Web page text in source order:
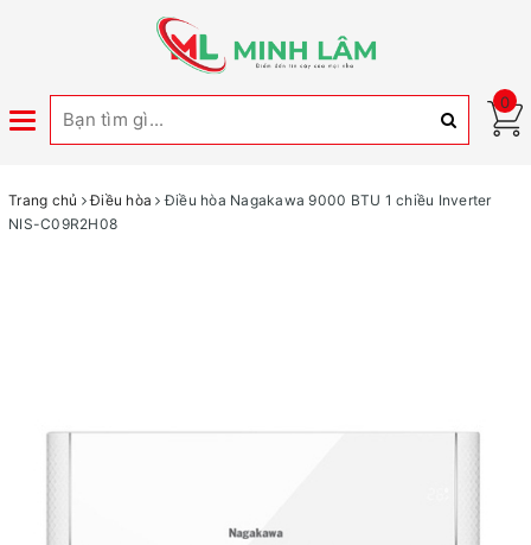
Toggle
0
Trang chủ Điều hòa
Điều hòa Nagakawa 9000 BTU 1 chiều Inverter
NIS-C09R2H08